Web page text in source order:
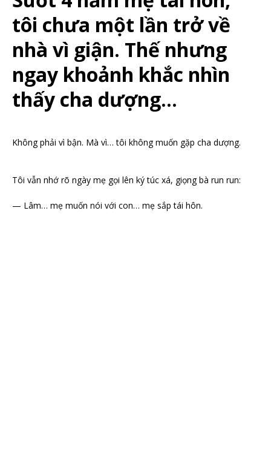
tôi chưa một lần trở về
nhà vì giận. Thế nhưng
ngay khoảnh khắc nhìn
thấy cha dượng…
Không phải vì bận. Mà vì… tôi không muốn gặp cha dượng.
Tôi vẫn nhớ rõ ngày mẹ gọi lên ký túc xá, giọng bà run run:
— Lâm… mẹ muốn nói với con… mẹ sắp tái hôn.